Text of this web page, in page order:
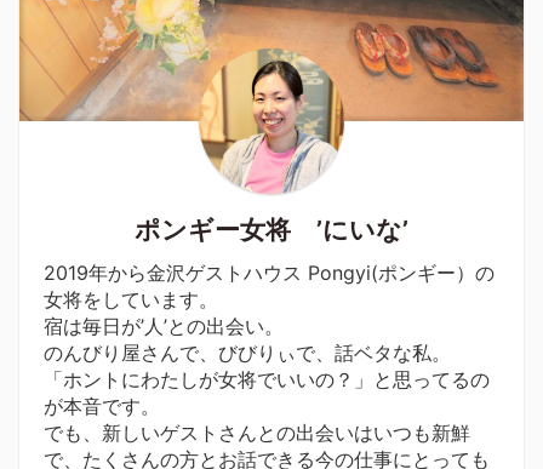
ポンギー女将 ’にいな’
2019年から金沢ゲストハウス Pongyi(ポンギー）の
女将をしています。
宿は毎日が’人’との出会い。
のんびり屋さんで、びびりぃで、話ベタな私。
「ホントにわたしが女将でいいの？」と思ってるの
が本音です。
でも、新しいゲストさんとの出会いはいつも新鮮
で、たくさんの方とお話できる今の仕事にとっても